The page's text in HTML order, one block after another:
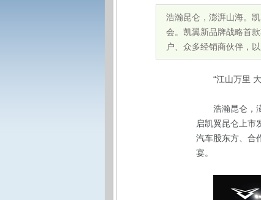
浩瀚昆仑，澎湃山海。
会。凯翼新品牌战略首
户、众多经销商伙伴，
“江山万里
浩瀚昆仑，
启凯翼昆仑上
汽车股东方、合
宴。